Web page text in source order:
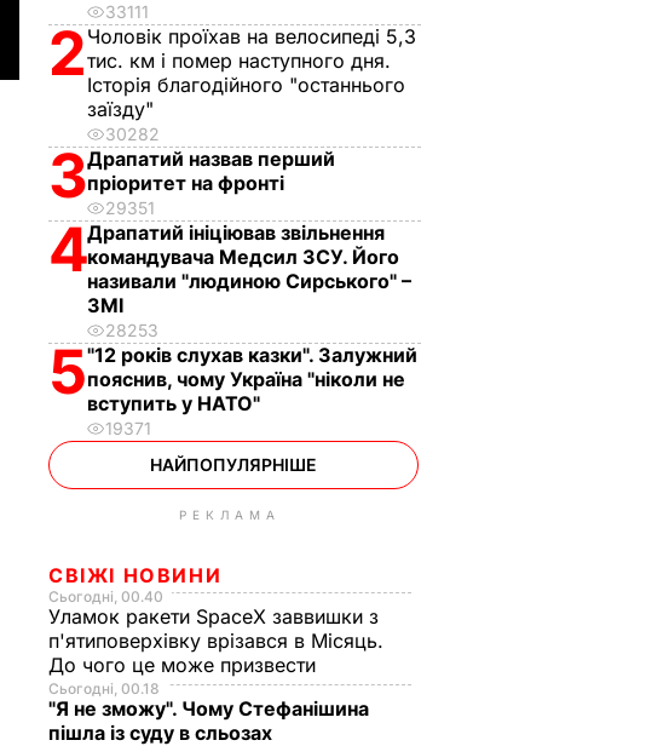
33111
2 Чоловік проїхав на велосипеді 5,3
тис. км і помер наступного дня.
Історія благодійного "останнього
заїзду"
30282
3Драпатий назвав перший
пріоритет на фронті
29351
4Драпатий ініціював звільнення
командувача Медсил ЗСУ. Його
називали "людиною Сирського" –
ЗМІ
28253
5"12 років слухав казки". Залужний
пояснив, чому Україна "ніколи не
вступить у НАТО"
19371
НАЙПОПУЛЯРНІШЕ
РЕКЛАМА
СВІЖІ НОВИНИ
Сьогодні, 00.40
Уламок ракети SpaceX заввишки з
п'ятиповерхівку врізався в Місяць.
До чого це може призвести
Сьогодні, 00.18
"Я не зможу". Чому Стефанішина
пішла із суду в сльозах